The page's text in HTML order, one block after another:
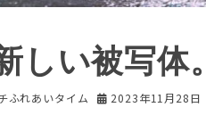
しい被写体。
ふれあいタイム 2023年11月28日